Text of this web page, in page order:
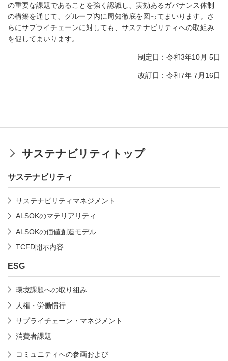
の重要な課題であることを強く認識し、実効あるガバナンス体制
の構築を通じて、グループ内に周知徹底を図ってまいります。さ
らにサプライチェーンに対しても、サステナビリティへの取組み
を促してまいります。
制定日：令和3年10月 5日
改訂日：令和7年 7月16日
サステナビリティトップ
サステナビリティ
サステナビリティマネジメント
ALSOKのマテリアリティ
ALSOKの価値創造モデル
TCFD開示内容
ESG
環境課題への取り組み
人権・労働慣行
サプライチェーン・マネジメント
消費者課題
コミュニティへの参画および